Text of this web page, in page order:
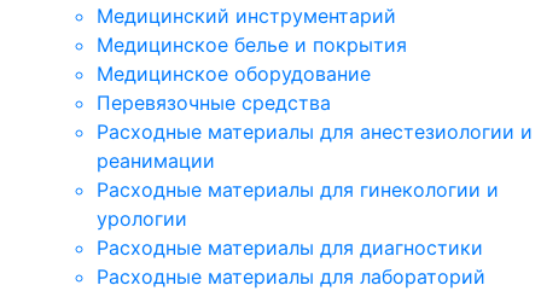
Медицинский инструментарий
Медицинское белье и покрытия
Медицинское оборудование
Перевязочные средства
Расходные материалы для анестезиологии и
реанимации
Расходные материалы для гинекологии и
урологии
Расходные материалы для диагностики
Расходные материалы для лабораторий